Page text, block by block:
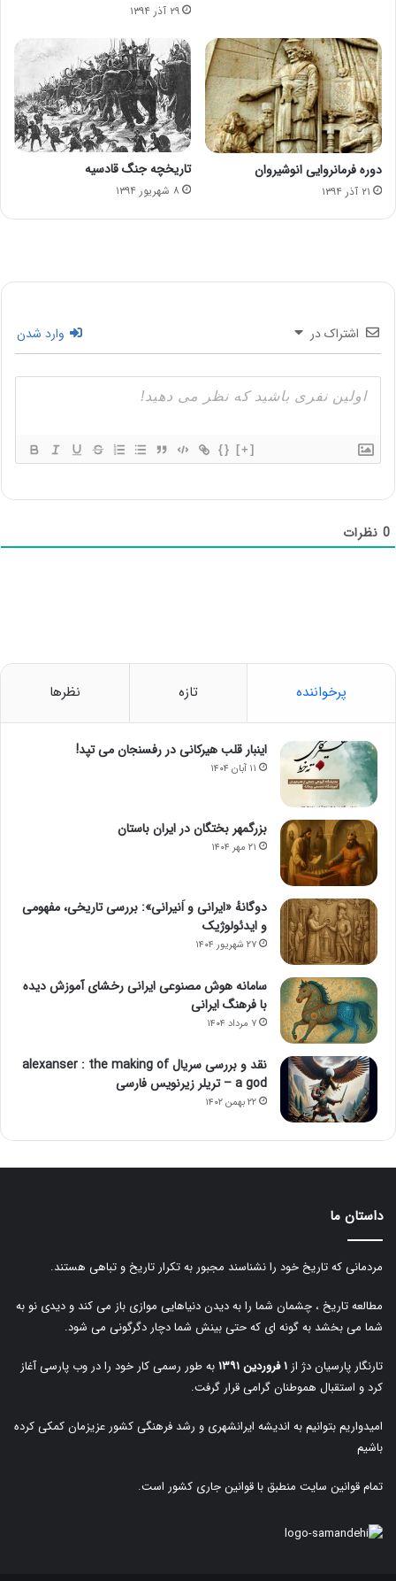
۲۹ آذر ۱۳۹۴
دوره فرمانروایی انوشیروان
۲۱ آذر ۱۳۹۴
تاریخچه جنگ قادسیه
۸ شهریور ۱۳۹۴
اشتراک در وارد شدن
{} [+]
0 نظرات
پرخواننده تازه نظرها
اینبار قلب هیرکانی در رفسنجان می تپد!
۱۱ آبان ۱۴۰۴
بزرگمهر بختگان در ایران باستان
۲۱ مهر ۱۴۰۴
دوگانهٔ «ایرانی و اَنیرانی»: بررسی تاریخی، مفهومی
و ایدئولوژیک
۲۷ شهریور ۱۴۰۴
سامانه هوش مصنوعی ایرانی رخشای آموزش دیده
با فرهنگ ایرانی
۷ مرداد ۱۴۰۴
نقد و بررسی سریال alexanser : the making of
a god – تریلر زیرنویس فارسی
۲۲ بهمن ۱۴۰۲
داستان ما
مردمانی که تاریخ خود را نشناسند مجبور به تکرار تاریخ و تباهی هستند.
مطالعه تاریخ ، چشمان شما را به دیدن دنیاهایی موازی باز می کند و دیدی نو به
شما می بخشد به گونه ای که حتی بینش شما دچار دگرگونی می شود.
تارنگار پارسیان دژ از۱ فروردین ۱۳۹۱
به طور رسمی کار خود را در وب پارسی آغاز
کرد و استقبال هموطنان گرامی قرار گرفت.
امیدواریم بتوانیم به اندیشه ایرانشهری و رشد فرهنگی کشور عزیزمان کمکی کرده
باشیم
تمام قوانین سایت منطبق با قوانین جاری کشور است.